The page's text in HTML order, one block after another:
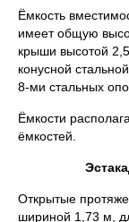
Ёмкость
имеет общую
крыши высотой
конусной
8-ми стальных
Ёмкости
ёмкостей.
Открытые
шириной 1,73 м,